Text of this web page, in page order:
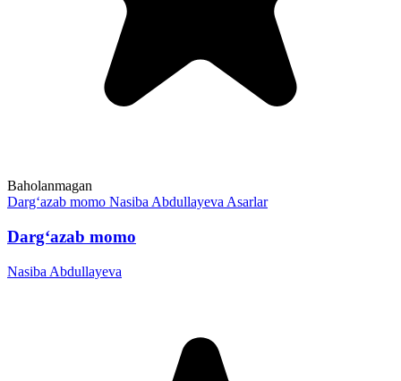
Baholanmagan
Darg‘azab momo Nasiba AbdullayevaAsarlar
Darg‘azab momo
Nasiba Abdullayeva